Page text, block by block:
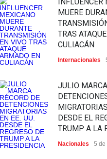
MUERE
TRAS
CULIACÁN
Internacionales
JULIO
DESDE EL
TRUMP A LA
Nacionales 5 de